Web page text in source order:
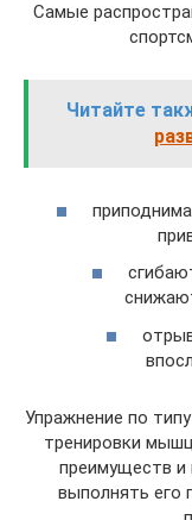
Самые
Читайте
Упражнение по
тренировки
преимуществ и
выполнять его